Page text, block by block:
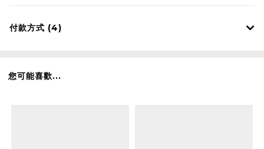
付款方式 (4)
您可能喜歡...